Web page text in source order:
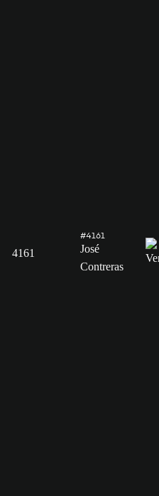
4161
#4161
José
Contreras